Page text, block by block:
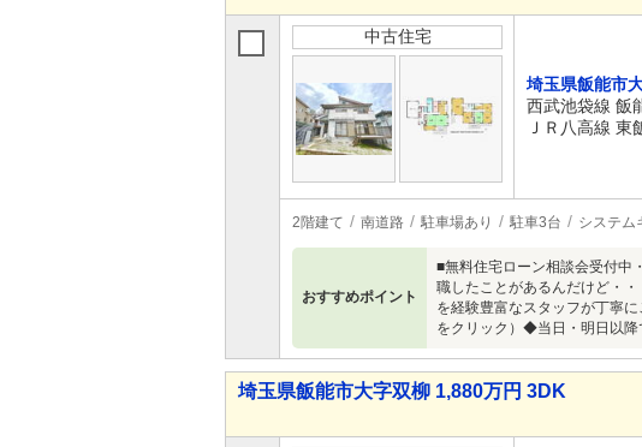
中古住宅
埼玉県飯能市
西武池袋線 飯
ＪＲ八高線
2階建て 南道路 駐車場あり 駐車3台 システム
おすすめポイント
■無料住宅ローン相談会受付中
職したことがあるんだけど・
を経験豊富なスタッフが丁寧
をクリック）◆当日・明日以降
埼玉県飯能市大字双柳 1,880万円 3DK